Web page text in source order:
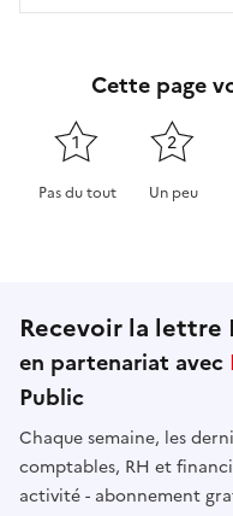
Cette page
1
Pas du tout
2
Un peu
Recevoir la lettre
en partenariat avec
Public
Chaque semaine, les
comptables, RH et
activité - abonnement